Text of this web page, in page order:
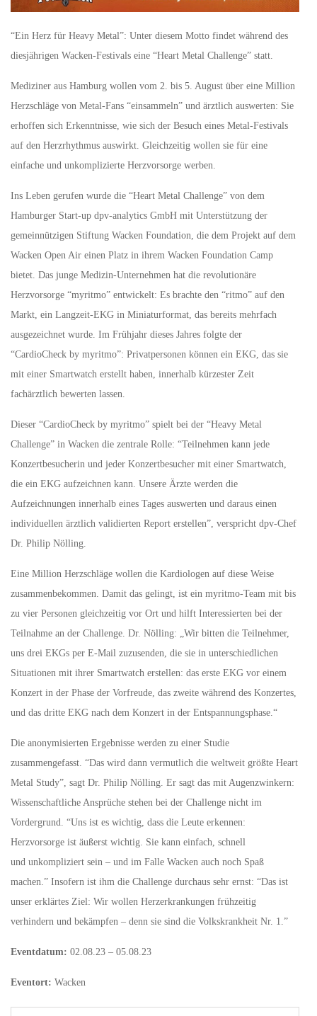
“Ein Herz für Heavy Metal”: Unter diesem Motto findet während des
diesjährigen Wacken-Festivals eine “Heart Metal Challenge” statt.
Mediziner aus Hamburg wollen vom 2. bis 5. August über eine Million
Herzschläge von Metal-Fans “einsammeln” und ärztlich auswerten: Sie
erhoffen sich Erkenntnisse, wie sich der Besuch eines Metal-Festivals
auf den Herzrhythmus auswirkt. Gleichzeitig wollen sie für eine
einfache und unkomplizierte Herzvorsorge werben.
Ins Leben gerufen wurde die “Heart Metal Challenge” von dem
Hamburger Start-up dpv-analytics GmbH mit Unterstützung der
gemeinnützigen Stiftung Wacken Foundation, die dem Projekt auf dem
Wacken Open Air einen Platz in ihrem Wacken Foundation Camp
bietet. Das junge Medizin-Unternehmen hat die revolutionäre
Herzvorsorge “myritmo” entwickelt: Es brachte den “ritmo” auf den
Markt, ein Langzeit-EKG in Miniaturformat, das bereits mehrfach
ausgezeichnet wurde. Im Frühjahr dieses Jahres folgte der
“CardioCheck by myritmo”: Privatpersonen können ein EKG, das sie
mit einer Smartwatch erstellt haben, innerhalb kürzester Zeit
fachärztlich bewerten lassen.
Dieser “CardioCheck by myritmo” spielt bei der “Heavy Metal
Challenge” in Wacken die zentrale Rolle: “Teilnehmen kann jede
Konzertbesucherin und jeder Konzertbesucher mit einer Smartwatch,
die ein EKG aufzeichnen kann. Unsere Ärzte werden die
Aufzeichnungen innerhalb eines Tages auswerten und daraus einen
individuellen ärztlich validierten Report erstellen”, verspricht dpv-Chef
Dr. Philip Nölling.
Eine Million Herzschläge wollen die Kardiologen auf diese Weise
zusammenbekommen. Damit das gelingt, ist ein myritmo-Team mit bis
zu vier Personen gleichzeitig vor Ort und hilft Interessierten bei der
Teilnahme an der Challenge. Dr. Nölling: „Wir bitten die Teilnehmer,
uns drei EKGs per E-Mail zuzusenden, die sie in unterschiedlichen
Situationen mit ihrer Smartwatch erstellen: das erste EKG vor einem
Konzert in der Phase der Vorfreude, das zweite während des Konzertes,
und das dritte EKG nach dem Konzert in der Entspannungsphase.“
Die anonymisierten Ergebnisse werden zu einer Studie
zusammengefasst. “Das wird dann vermutlich die weltweit größte Heart
Metal Study”, sagt Dr. Philip Nölling. Er sagt das mit Augenzwinkern:
Wissenschaftliche Ansprüche stehen bei der Challenge nicht im
Vordergrund. “Uns ist es wichtig, dass die Leute erkennen:
Herzvorsorge ist äußerst wichtig. Sie kann einfach, schnell
und unkompliziert sein – und im Falle Wacken auch noch Spaß
machen.” Insofern ist ihm die Challenge durchaus sehr ernst: “Das ist
unser erklärtes Ziel: Wir wollen Herzerkrankungen frühzeitig
verhindern und bekämpfen – denn sie sind die Volkskrankheit Nr. 1.”
Eventdatum: 02.08.23 – 05.08.23
Eventort: Wacken